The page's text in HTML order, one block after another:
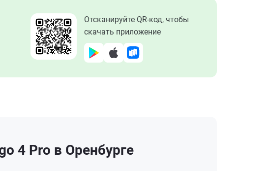
Отсканируйте QR-код, чтобы
скачать приложение
4 Pro в Оренбурге